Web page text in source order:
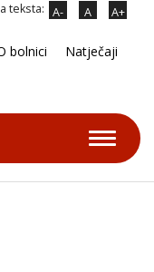
A- A A+
teksta:
bolnici Natječaji